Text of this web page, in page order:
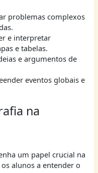
problemas complexos
e interpretar
e tabelas.
e argumentos de
eventos globais e
na
um papel crucial na
alunos a entender o